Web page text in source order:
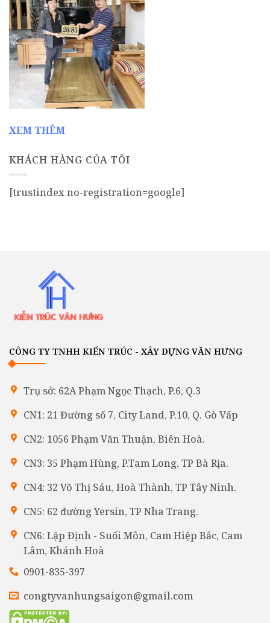
XEM THÊM
KHÁCH HÀNG CỦA TÔI
[trustindex no-registration=google]
CÔNG TY TNHH KIẾN TRÚC - XÂY DỰNG VĂN HƯNG
Trụ sở: 62A Phạm Ngọc Thạch, P.6, Q.3
CN1: 21 Đường số 7, City Land, P.10, Q. Gò Vấp
CN2: 1056 Phạm Văn Thuận, Biên Hoà.
CN3: 35 Phạm Hùng, P.Tam Long, TP Bà Rịa.
CN4: 32 Võ Thị Sáu, Hoà Thành, TP Tây Ninh.
CN5: 62 đường Yersin, TP Nha Trang.
CN6: Lập Định - Suối Môn, Cam Hiệp Bắc, Cam
Lâm, Khánh Hoà
0901-835-397
congtyvanhungsaigon@gmail.com